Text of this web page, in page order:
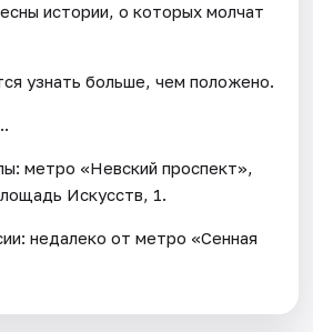
истории, о которых молчат
узнать больше, чем положено.
метро «Невский проспект»,
Искусств, 1.
недалеко от метро «Сенная